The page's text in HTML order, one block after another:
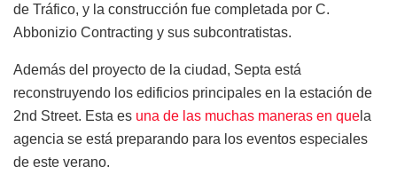
de Tráfico, y la construcción fue completada por C.
Abbonizio Contracting y sus subcontratistas.
Además del proyecto de la ciudad, Septa está
reconstruyendo los edificios principales en la estación de
2nd Street. Esta es una de las muchas maneras en que la
agencia se está preparando para los eventos especiales
de este verano.